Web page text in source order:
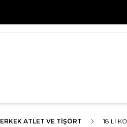
ERKEK ATLET VE TIŞÖRT 18'LI